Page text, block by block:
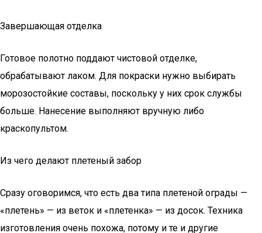
Завершающая отделка
Готовое полотно поддают чистовой отделке,
обрабатывают лаком. Для покраски нужно выбирать
морозостойкие составы, поскольку у них срок службы
больше. Нанесение выполняют вручную либо
краскопультом.
Из чего делают плетеный забор
Сразу оговоримся, что есть два типа плетеной ограды —
«плетень» — из веток и «плетенка» — из досок. Техника
изготовления очень похожа, потому и те и другие